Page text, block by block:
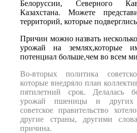
Белоруссии, Северного
Казахстана. Можете
территорий, которые
Причин можно назвать
урожай на землях,которые
потенциал больше,чем во всем
Во-вторых политика
которые внедряло план
пятилетний срок. Делалась
урожай пшеницы и других
советское правительство
другие страны, другими
причина.